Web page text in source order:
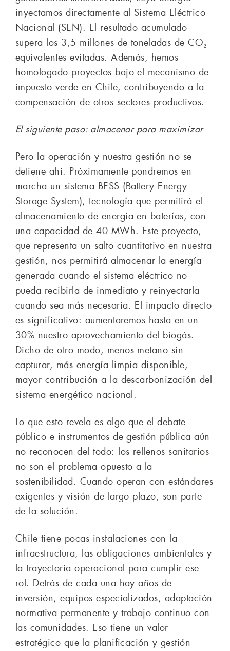
inyectamos directamente al Sistema Eléctrico
Nacional (SEN). El resultado acumulado
supera los 3,5 millones de toneladas de CO₂
equivalentes evitadas. Además, hemos
homologado proyectos bajo el mecanismo de
impuesto verde en Chile, contribuyendo a la
compensación de otros sectores productivos.
El siguiente paso: almacenar para maximizar
Pero la operación y nuestra gestión no se
detiene ahí. Próximamente pondremos en
marcha un sistema BESS (Battery Energy
Storage System), tecnología que permitirá el
almacenamiento de energía en baterías, con
una capacidad de 40 MWh. Este proyecto,
que representa un salto cuantitativo en nuestra
gestión, nos permitirá almacenar la energía
generada cuando el sistema eléctrico no
pueda recibirla de inmediato y reinyectarla
cuando sea más necesaria. El impacto directo
es significativo: aumentaremos hasta en un
30% nuestro aprovechamiento del biogás.
Dicho de otro modo, menos metano sin
capturar, más energía limpia disponible,
mayor contribución a la descarbonización del
sistema energético nacional.
Lo que esto revela es algo que el debate
público e instrumentos de gestión pública aún
no reconocen del todo: los rellenos sanitarios
no son el problema opuesto a la
sostenibilidad. Cuando operan con estándares
exigentes y visión de largo plazo, son parte
de la solución.
Chile tiene pocas instalaciones con la
infraestructura, las obligaciones ambientales y
la trayectoria operacional para cumplir ese
rol. Detrás de cada una hay años de
inversión, equipos especializados, adaptación
normativa permanente y trabajo continuo con
las comunidades. Eso tiene un valor
estratégico que la planificación y gestión